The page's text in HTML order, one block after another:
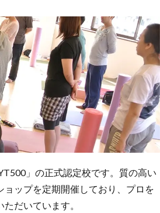
」の正式認定校です。質の高い
ップを定期開催しており、プロを
だいています。